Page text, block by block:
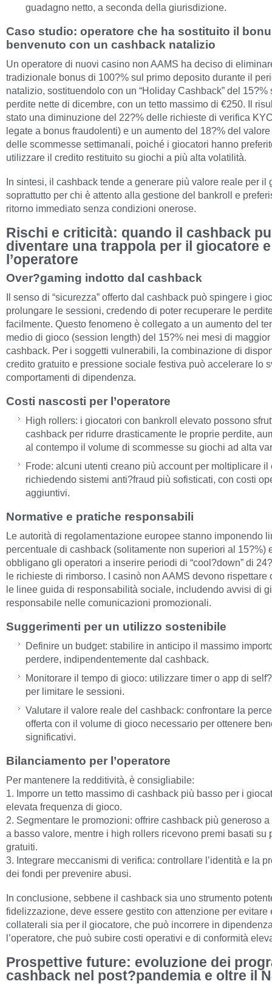
guadagno netto, a seconda della giurisdizione.
Caso studio: operatore che ha sostituito il
benvenuto con un cashback natalizio
Un operatore di nuovi casino non AAMS ha deciso di
tradizionale bonus di 100?% sul primo deposito durante il
natalizio, sostituendolo con un “Holiday Cashback” del 15?%
perdite nette di dicembre, con un tetto massimo di €250. Il
stato una diminuzione del 22?% delle richieste di verifica
legate a bonus fraudolenti) e un aumento del 18?% del
delle scommesse settimanali, poiché i giocatori hanno
utilizzare il credito restituito su giochi a più alta volatilità.
In sintesi, il cashback tende a generare più valore reale per il
soprattutto per chi è attento alla gestione del bankroll e
ritorno immediato senza condizioni onerose.
Rischi e criticità: quando il cashback
diventare una trappola per il giocatore
l’operatore
Over?gaming indotto dal cashback
Il senso di “sicurezza” offerto dal cashback può spingere i
prolungare le sessioni, credendo di poter recuperare le
facilmente. Questo fenomeno è collegato a un aumento del
medio di gioco (session length) del 15?% nei mesi di maggior
cashback. Per i soggetti vulnerabili, la combinazione di
credito gratuito e pressione sociale festiva può accelerare lo
comportamenti di dipendenza.
Costi nascosti per l’operatore
High rollers: i giocatori con bankroll elevato possono
cashback per ridurre drasticamente le proprie perdite,
al contempo il volume di scommesse su giochi ad alta
Frode: alcuni utenti creano più account per moltiplicare il
richiedendo sistemi anti?fraud più sofisticati, con costi
aggiuntivi.
Normative e pratiche responsabili
Le autorità di regolamentazione europee stanno imponendo
percentuale di cashback (solitamente non superiori al 15?%)
obbligano gli operatori a inserire periodi di “cool?down” di
le richieste di rimborso. I casinò non AAMS devono rispettare
le linee guida di responsabilità sociale, includendo avvisi di
responsabile nelle comunicazioni promozionali.
Suggerimenti per un utilizzo sostenibile
Definire un budget: stabilire in anticipo il massimo
perdere, indipendentemente dal cashback.
Monitorare il tempo di gioco: utilizzare timer o app di
per limitare le sessioni.
Valutare il valore reale del cashback: confrontare la
offerta con il volume di gioco necessario per ottenere
significativi.
Bilanciamento per l’operatore
Per mantenere la redditività, è consigliabile:
1. Imporre un tetto massimo di cashback più basso per i
elevata frequenza di gioco.
2. Segmentare le promozioni: offrire cashback più generoso
a basso valore, mentre i high rollers ricevono premi basati su
gratuiti.
3. Integrare meccanismi di verifica: controllare l’identità e la
dei fondi per prevenire abusi.
In conclusione, sebbene il cashback sia uno strumento
fidelizzazione, deve essere gestito con attenzione per evitare
collaterali sia per il giocatore, che può incorrere in
l’operatore, che può subire costi operativi e di conformità
Prospettive future: evoluzione dei
cashback nel post?pandemia e oltre il